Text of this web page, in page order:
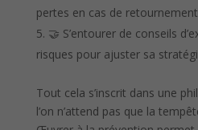
pertes en cas de
🤝 S’entourer de conseils
risques pour ajuster sa
Tout cela s’inscrit dans une
l’on n’attend pas que la